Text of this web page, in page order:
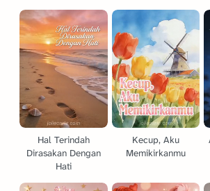
Hal Terindah
Dirasakan Dengan
Hati
Kecup, Aku
Memikirkanmu